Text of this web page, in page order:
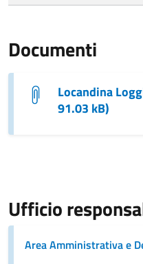
Documenti
Locandina
91.03 kB)
Ufficio
Area Amministrativa e